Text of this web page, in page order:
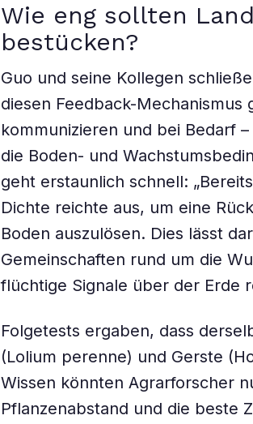
Wie eng sollten
bestücken?
Guo und seine Kollegen
diesen Feedback-Mechanismus
kommunizieren und bei Bedarf
die Boden- und
geht erstaunlich schnell:
Dichte reichte aus, um eine
Boden auszulösen. Dies lässt
Gemeinschaften rund um die
flüchtige Signale über der Erde
Folgetests ergaben, dass
(Lolium perenne) und Gerste
Wissen könnten Agrarforscher
Pflanzenabstand und die beste